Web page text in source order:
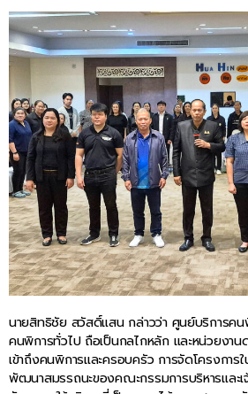
นายสิทธิชัย สวัสดิ์แสน กล่าวว่า ศูนย์บริการค
คนพิการทั่วไป ถือเป็นกลไกหลัก และหน่วยงา
เข้าถึงคนพิการและครอบครัว การจัดโครงการ
พัฒนาสมรรถนะของคณะกรรมการบริหารและ